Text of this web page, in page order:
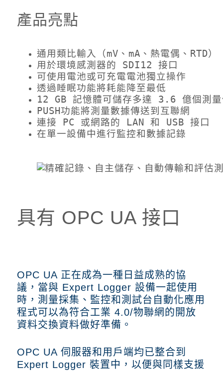
產品亮點
通用類比輸入（mV、mA、熱電偶、RTD）
用於環境感測器的 SDI12 接口
可使用電池或可充電電池獨立操作
透過睡眠功能將耗能降至最低
12 GB 記憶體可儲存多達 3.6 億個測量
PUSH功能將測量數據傳送到互聯網
連接 PC 或網路的 LAN 和 USB 接口
在單一設備中進行監控和數據記錄
具有 OPC UA 接口
OPC UA 正在成為一種日益成熟的協
議，當與 Expert Logger 設備一起使用
時，測量採集、監控和測試台自動化應用
程式可以為符合工業 4.0/物聯網的開放
資料交換資料做好準備。
OPC UA 伺服器和用戶端均已整合到
Expert Logger 裝置中，以便與同樣支援